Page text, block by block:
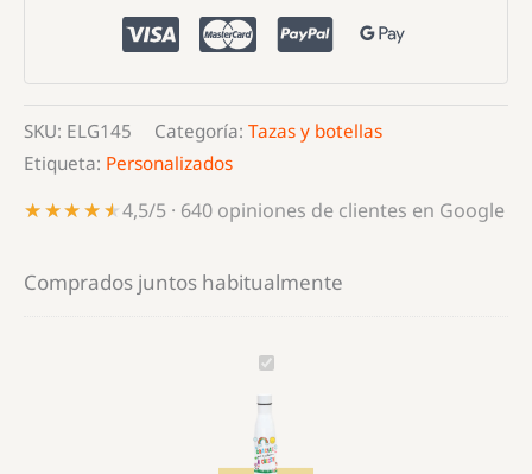
ayudarme
a
crece
cantidad
SKU: ELG145 Categoría: Tazas y botellas
Etiqueta: Personalizados
★★★★★
★★★★★4,5/5 · 640 opiniones de clientes en Google
Comprados juntos habitualmente
Bidón
Inox
profe